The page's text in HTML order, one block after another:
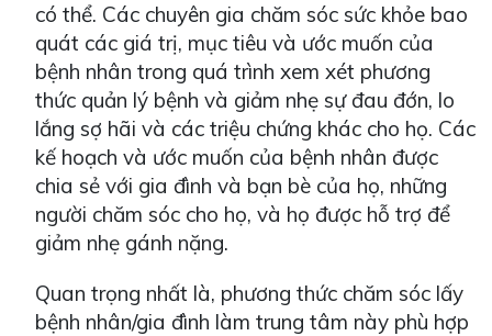
có thể. Các chuyên gia chăm sóc sức khỏe bao
quát các giá trị, mục tiêu và ước muốn của
bệnh nhân trong quá trình xem xét phương
thức quản lý bệnh và giảm nhẹ sự đau đớn, lo
lắng sợ hãi và các triệu chứng khác cho họ. Các
kế hoạch và ước muốn của bệnh nhân được
chia sẻ với gia đình và bạn bè của họ, những
người chăm sóc cho họ, và họ được hỗ trợ để
giảm nhẹ gánh nặng.
Quan trọng nhất là, phương thức chăm sóc lấy
bệnh nhân/gia đình làm trung tâm này phù hợp